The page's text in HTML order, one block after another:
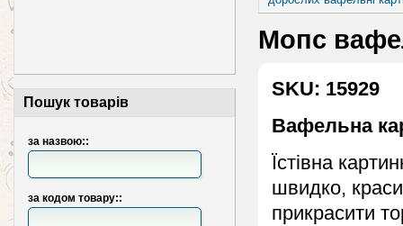
Пошук товарів
за назвою::
за кодом товару::
Мопс
SKU: 15929
Вафельна
Їстівна
швидко,
прикрасити